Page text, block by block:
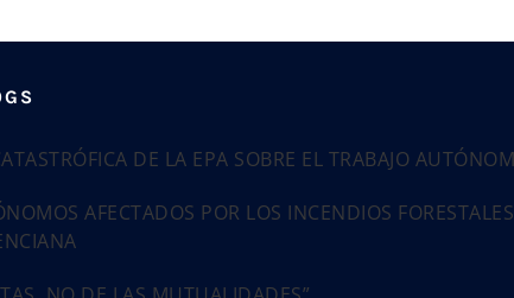
DE LA EPA SOBRE EL TRABAJO
AFECTADOS POR LOS INCENDIOS